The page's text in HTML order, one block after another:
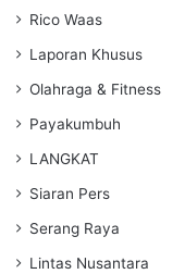
Rico Waas
Laporan Khusus
Olahraga & Fitness
Payakumbuh
LANGKAT
Siaran Pers
Serang Raya
Lintas Nusantara